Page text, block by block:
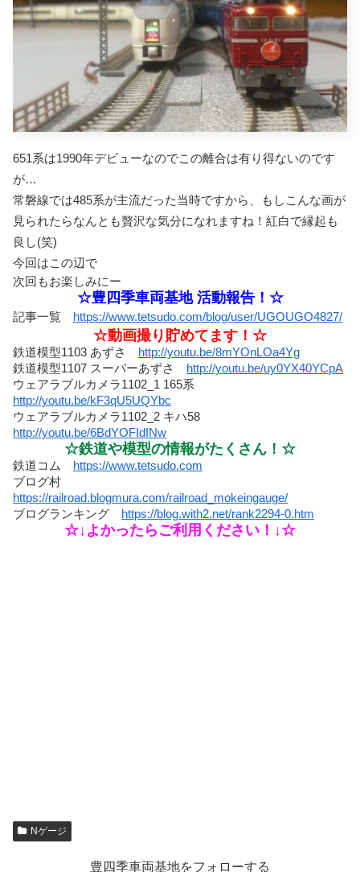
651系は1990年デビューなのでこの離合は有り得ないのです
が…
常磐線では485系が主流だった当時ですから、もしこんな画が
見られたらなんとも贅沢な気分になれますね！紅白で縁起も
良し(笑)
今回はこの辺で
次回もお楽しみにー
☆豊四季車両基地 活動報告！☆
記事一覧 https://www.tetsudo.com/blog/user/UGOUGO4827/
☆動画撮り貯めてます！☆
鉄道模型1103 あずさ
http://youtu.be/8mYOnLOa4Yg
鉄道模型1107 スーパーあずさ
http://youtu.be/uy0YX40YCpA
ウェアラブルカメラ1102_1 165系
http://youtu.be/kF3qU5UQYbc
ウェアラブルカメラ1102_2 キハ58
http://youtu.be/6BdYOFIdINw
☆鉄道や模型の情報がたくさん！☆
鉄道コム
https://www.tetsudo.com
ブログ村
https://railroad.blogmura.com/railroad_mokeingauge/
ブログランキング
https://blog.with2.net/rank2294-0.htm
☆↓よかったらご利用ください！↓☆
Nゲージ
豊四季車両基地をフォローする